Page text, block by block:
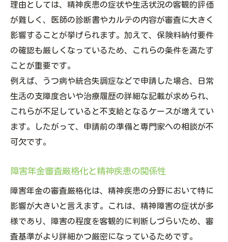
理由としては、精神疾患の症状や生活状況の客観的評価
が難しく、医師の診断書やカルテの内容が審査に大きく
影響することが挙げられます。加えて、保険料納付要件
の確認も厳しくなっているため、これらの条件を満たす
ことが重要です。
例えば、うつ病や統合失調症などで申請した場合、日常
生活の支障度合いや治療履歴の詳細な記載が求められ、
これらが不足していると不支給となるケースが増えてい
ます。したがって、申請前の準備と専門家への相談が不
可欠です。
障害年金審査厳格化と精神疾患の関係性
障害年金の審査厳格化は、精神疾患の分野において特に
影響が大きいと言えます。これは、精神障害の症状が多
様であり、障害の程度を客観的に判断しづらいため、審
査基準がより詳細かつ厳密になっているためです。